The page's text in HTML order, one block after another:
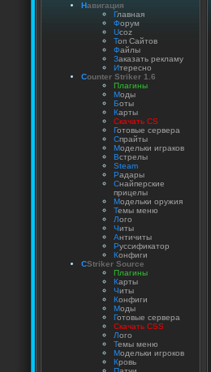
Навигация
Главная
Форум
Ucoz
Топ Сайтов
Файлы
Заказать рекламу
Итересно
Counter Striker 1.6
Плагины
Моды
Боты
Карты
Скачать CS
Готовые сервера
Спрайты
Модельки играков
Встрелы
Steam
Радары
Снайперские
прицелы
Модельки оружия
Темы меню
Лого
Читы
Античиты
Руссификатор
Конфиги
CStriker Source
Плагины
Карты
Читы
Конфиги
Моды
Готовые сервера
Скачать CSS
Лого
Темы меню
Модельки игроков
Кровь